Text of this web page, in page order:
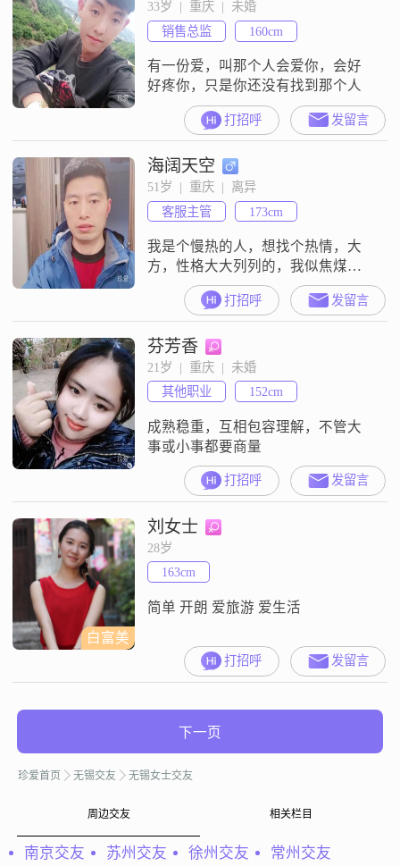
33岁  |  重庆  |  未婚
销售总监
160cm
有一份爱，叫那个人会爱你，会好
好疼你，只是你还没有找到那个人
打招呼 发留言
海阔天空
51岁  |  重庆  |  离异
客服主管
173cm
我是个慢热的人，想找个热情，大
方，性格大大列列的，我似焦煤，
一但燃烧起来整个家庭都很暖！我
反对异地生活，常在一起，大事商
量，小事自己做主，不拘小节！在
情感上反对爱昧，有失安全感，有
事不藏着，生闷气##3002##当天的
气当天消！初次来到平台还不是会
员，不是高傲，的确失礼，整理好
自我，迎接有缘的那个她##3002##
打招呼 发留言
芬芳香
21岁  |  重庆  |  未婚
其他职业
152cm
成熟稳重，互相包容理解，不管大
事或小事都要商量
打招呼 发留言
白富美
刘女士
28岁
163cm
简单 开朗 爱旅游 爱生活
打招呼 发留言
下一页
珍爱首页 无锡交友 无锡女士交友
周边交友 相关栏目
南京交友 苏州交友 徐州交友 常州交友